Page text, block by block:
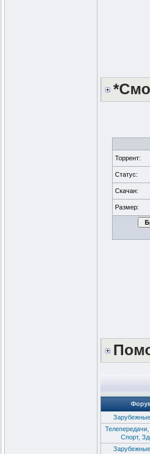
Торрент:
Статус:
Скачан:
Размер:
Спорт,